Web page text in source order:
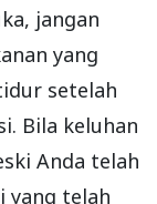
jangan
yang
setelah
Bila keluhan
Anda telah
yang telah